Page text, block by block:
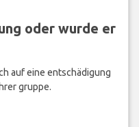
oder wurde er
auf eine entschädigung
gruppe.